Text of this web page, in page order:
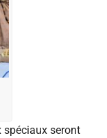
spéciaux seront